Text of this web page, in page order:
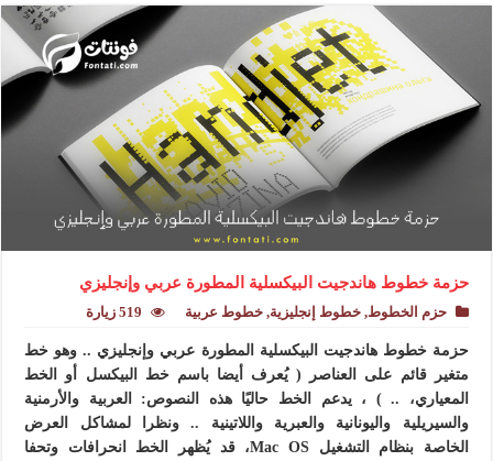
حزمة خطوط هاندجيت البيكسلية المطورة عربي وإنجليزي
حزم الخطوط,خطوط إنجليزية,خطوط عربية 519 زيارة
حزمة خطوط هاندجيت البيكسلية المطورة عربي وإنجليزي .. وهو خط
متغير قائم على العناصر ( يُعرف أيضا باسم خط البيكسل أو الخط
المعياري، .. ) ، يدعم الخط حاليًا هذه النصوص: العربية والأرمنية
والسيريلية واليونانية والعبرية واللاتينية .. ونظرا لمشاكل العرض
الخاصة بنظام التشغيل Mac OS، قد يُظهر الخط انحرافات وتحفا